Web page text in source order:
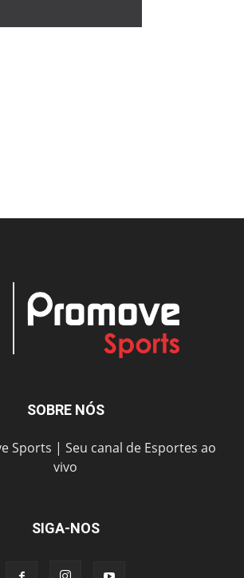
SOBRE NÓS
Sports | Seu canal de Esportes ao
vivo
SIGA-NOS